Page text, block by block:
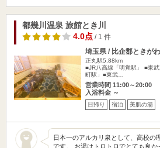
都幾川温泉 旅館とき川
4.0点/ 1 件
埼玉県 / 比企郡ときが
正丸駅5.88km
■JR八高線「明覚駅」 ■東
町駅」■東武…
営業時間 11:00～20:00
入浴料金 ～
日帰り 宿泊 美肌の湯
日本一のアルカリ泉として、高校の
です。 お湯はトロトロでとても良か